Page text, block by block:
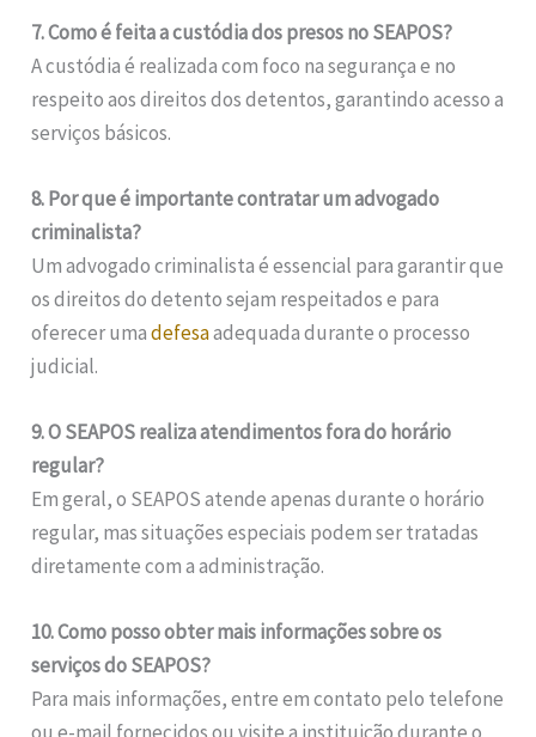
7. Como é feita a custódia dos presos no SEAPOS?
A custódia é realizada com foco na segurança e no
respeito aos direitos dos detentos, garantindo acesso a
serviços básicos.
8. Por que é importante contratar um advogado
criminalista?
Um advogado criminalista é essencial para garantir que
os direitos do detento sejam respeitados e para
oferecer umadefesaadequada durante o processo
judicial.
9. O SEAPOS realiza atendimentos fora do horário
regular?
Em geral, o SEAPOS atende apenas durante o horário
regular, mas situações especiais podem ser tratadas
diretamente com a administração.
10. Como posso obter mais informações sobre os
serviços do SEAPOS?
Para mais informações, entre em contato pelo telefone